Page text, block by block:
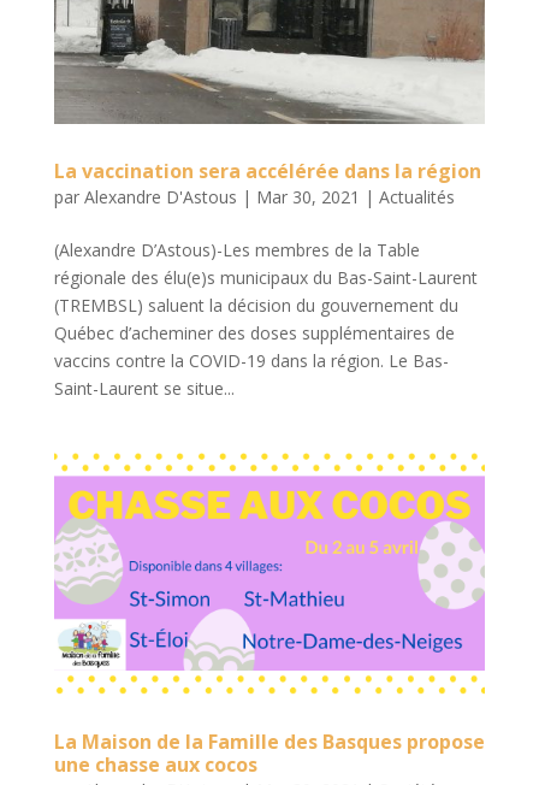
La vaccination sera accélérée dans la région
par Alexandre D'Astous | Mar 30, 2021 | Actualités
(Alexandre D’Astous)-Les membres de la Table
régionale des élu(e)s municipaux du Bas-Saint-Laurent
(TREMBSL) saluent la décision du gouvernement du
Québec d’acheminer des doses supplémentaires de
vaccins contre la COVID-19 dans la région. Le Bas-
Saint-Laurent se situe...
La Maison de la Famille des Basques propose
une chasse aux cocos